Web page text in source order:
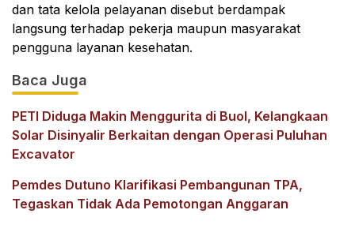
dan tata kelola pelayanan disebut berdampak
langsung terhadap pekerja maupun masyarakat
pengguna layanan kesehatan.
Baca Juga
PETI Diduga Makin Menggurita di Buol, Kelangkaan
Solar Disinyalir Berkaitan dengan Operasi Puluhan
Excavator
Pemdes Dutuno Klarifikasi Pembangunan TPA,
Tegaskan Tidak Ada Pemotongan Anggaran